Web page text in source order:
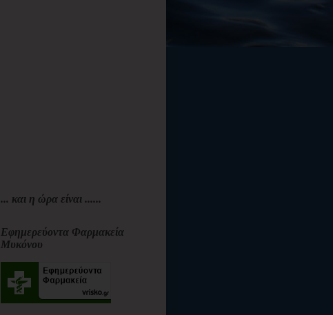
... και η ώρα είναι ......
Εφημερεύοντα Φαρμακεία
Μυκόνου